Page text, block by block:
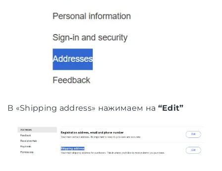
В «Shipping address» нажимаем на “Edit”